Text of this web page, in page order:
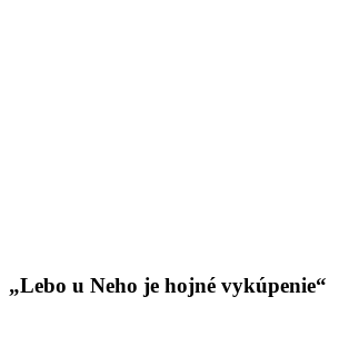
„Lebo u Neho je hojné vykúpenie“